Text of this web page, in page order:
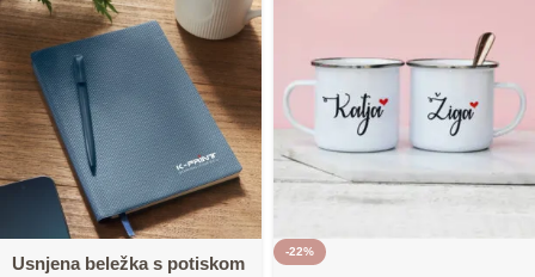
Usnjena beležka s potiskom
-22%